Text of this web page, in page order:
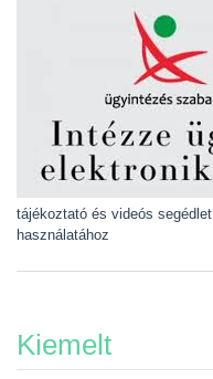
tájékoztató és videós
használatához
Kiemelt